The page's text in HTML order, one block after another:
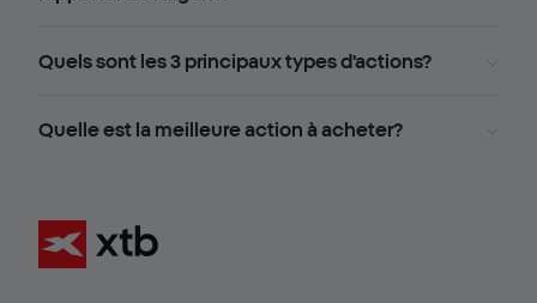
Quels sont les 3 principaux types d'actions?
Quelle est la meilleure action à acheter?